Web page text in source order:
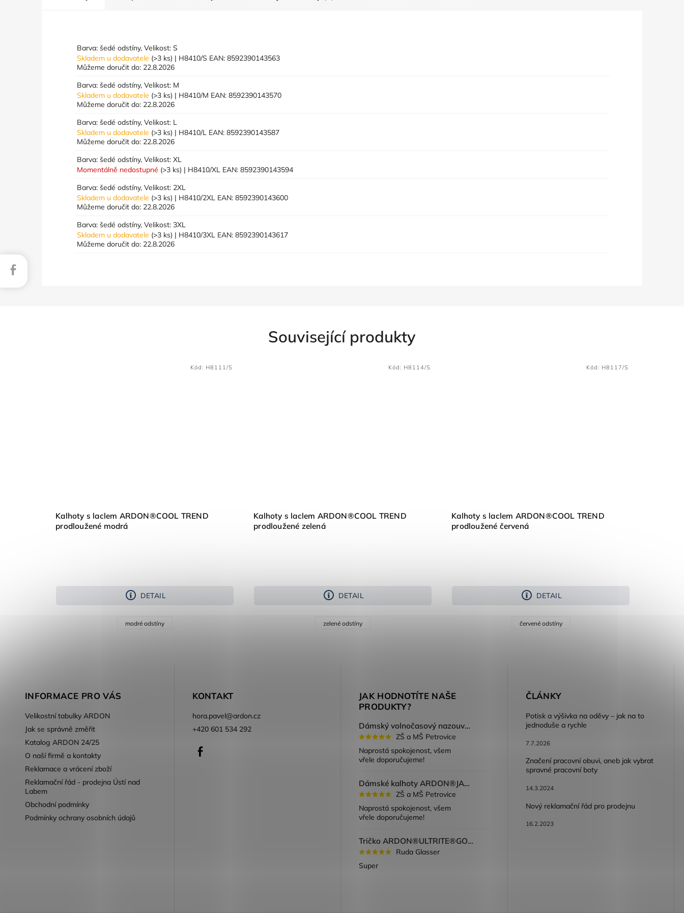
Barva: šedé odstíny, Velikost: S
Skladem u dodavatele (>3 ks) | H8410/S EAN: 8592390143563
Můžeme doručit do: 22.8.2026
Barva: šedé odstíny, Velikost: M
Skladem u dodavatele (>3 ks) | H8410/M EAN: 8592390143570
Můžeme doručit do: 22.8.2026
Barva: šedé odstíny, Velikost: L
Skladem u dodavatele (>3 ks) | H8410/L EAN: 8592390143587
Můžeme doručit do: 22.8.2026
Barva: šedé odstíny, Velikost: XL
Momentálně nedostupné (>3 ks) | H8410/XL EAN: 8592390143594
Barva: šedé odstíny, Velikost: 2XL
Skladem u dodavatele (>3 ks) | H8410/2XL EAN: 8592390143600
Můžeme doručit do: 22.8.2026
Barva: šedé odstíny, Velikost: 3XL
Skladem u dodavatele (>3 ks) | H8410/3XL EAN: 8592390143617
Můžeme doručit do: 22.8.2026
Související produkty
Kalhoty s laclem ARDON®COOL TREND
prodloužené modrá
DETAIL
modré odstíny
Kód: H8111/S
Kalhoty s laclem ARDON®COOL TREND
prodloužené zelená
DETAIL
zelené odstíny
Kód: H8114/S
Kalhoty s laclem ARDON®COOL TREND
prodloužené červená
DETAIL
červené odstíny
Kód: H8117/S
INFORMACE PRO VÁS
Velikostní tabulky ARDON
Jak se správně změřit
Katalog ARDON 24/25
O naší firmě a kontakty
Reklamace a vrácení zboží
Reklamační řád - prodejna Ústí nad
Labem
Obchodní podmínky
Podmínky ochrany osobních údajů
KONTAKT
hora.pavel@ardon.cz
+420 601 534 292
JAK HODNOTÍTE NAŠE
PRODUKTY?
Dámský volnočasový nazouvák ARDON®JUNO - růžová
ZŠ a MŠ Petrovice
Naprostá spokojenost, všem
vřele doporučujeme!
Dámské kalhoty ARDON®JASVENA šedá
ZŠ a MŠ Petrovice
Naprostá spokojenost, všem
vřele doporučujeme!
Tričko ARDON®ULTRITE®GO! dámské růžová
Ruda Glasser
Super
ČLÁNKY
Potisk a výšivka na oděvy – jak na to
jednoduše a rychle
7.7.2026
Značení pracovní obuvi, aneb jak vybrat
spravné pracovní boty
14.3.2024
Nový reklamační řád pro prodejnu
16.2.2023